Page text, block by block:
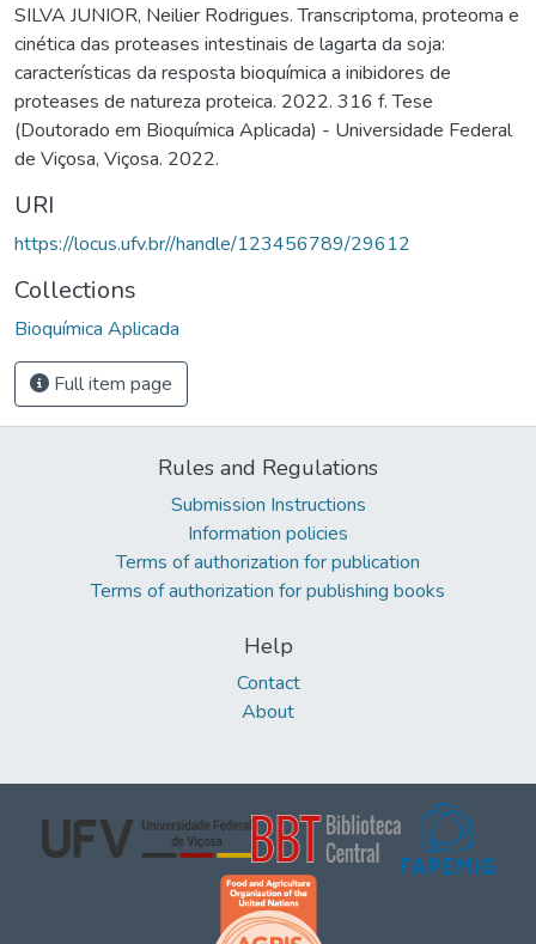
SILVA JUNIOR, Neilier Rodrigues. Transcriptoma, proteoma e
cinética das proteases intestinais de lagarta da soja:
características da resposta bioquímica a inibidores de
proteases de natureza proteica. 2022. 316 f. Tese
(Doutorado em Bioquímica Aplicada) - Universidade Federal
de Viçosa, Viçosa. 2022.
URI
https://locus.ufv.br//handle/123456789/29612
Collections
Bioquímica Aplicada
Full item page
Rules and Regulations
Submission Instructions
Information policies
Terms of authorization for publication
Terms of authorization for publishing books
Help
Contact
About